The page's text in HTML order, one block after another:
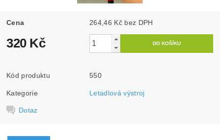
Cena 264,46 Kč bez DPH
320 Kč
Kód produktu 550
Kategorie Letadlová výstroj
Dotaz